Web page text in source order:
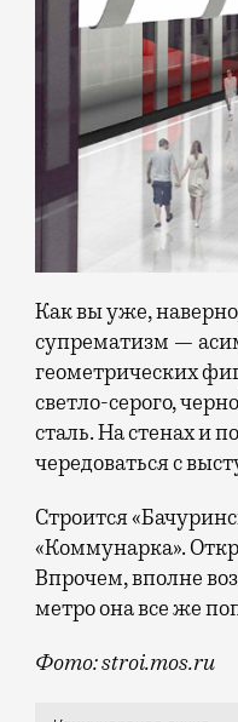
Как вы уже,
супрематизм —
геометрических
светло-серого,
сталь. На стенах и
чередоваться с
Строится
«Коммунарка».
Впрочем, вполне
метро она все же
Фото: stroi.mos.ru
По задумке